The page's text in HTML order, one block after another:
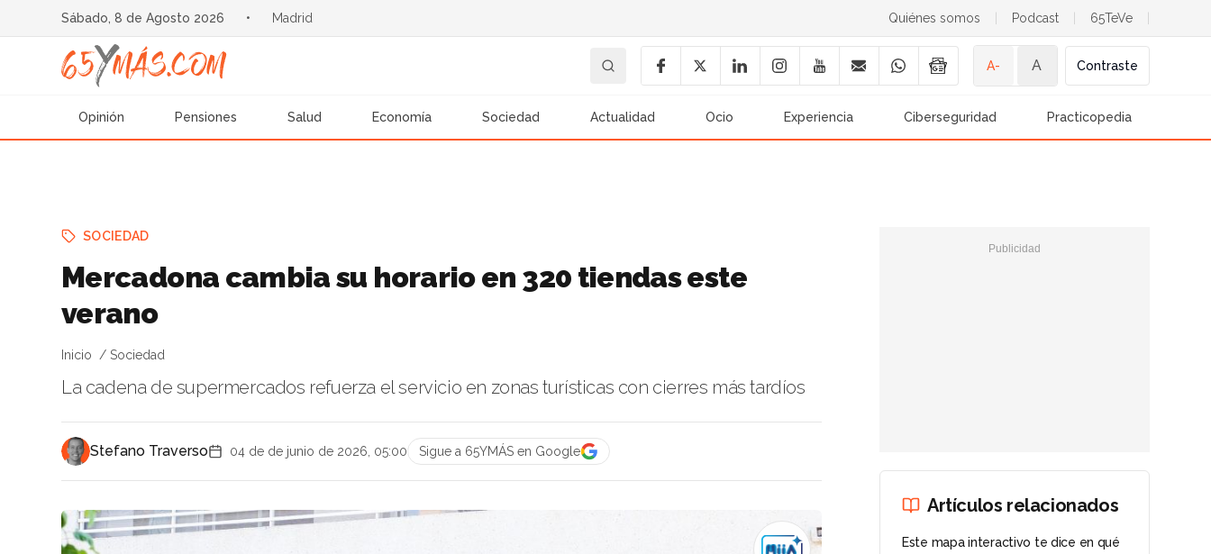
Sábado, 8 de Agosto 2026 • Madrid Quiénes somos Podcast 65TeVe
A- A Contraste
Opinión Pensiones Salud Economía Sociedad Actualidad Ocio Experiencia Ciberseguridad Practicopedia
SOCIEDAD
Mercadona cambia su horario en 320 tiendas este
verano
Inicio Sociedad
La cadena de supermercados refuerza el servicio en zonas turísticas con cierres más tardíos
Stefano Traverso 04 de de junio de 2026, 05:00 Sigue a 65YMÁS en Google
Artículos relacionados
Este mapa interactivo te dice en qué